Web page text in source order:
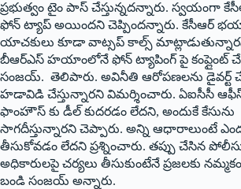
ప్రభుత్వం టైం పాస్‌ ‌చేస్తున్నదన్నారు. ‌స్వయంగా
ఫోన్‌ ‌ట్యాప్‌ అయిందని చెప్పిందన్నారు. కేసీఆర్‌
యాచకులు కూడా వాట్సప్‌ ‌కాల్స్
బీఆర్‌ఎస్‌ ‌హయాంలోనే ఫోన్‌ ‌ట్యాపింగ్‌ ‌పై కంప్లైంట్‌
సంజయ్‌. ‌తెలిపారు. అవినీతి ఆరోపణలను
హడావిడి చేస్తున్నారని విమర్శించారు. ఏఐసీసీ ఆఫీస్‌
ఫాంహౌస్‌ ‌కు డీల్‌ ‌కుదరడం లేదని, అందుకే కేసును
సాగదీస్తున్నారని చెప్పారు. అన్ని ఆధారాలుంటే
తీసుకోవడం లేదని ప్రశ్నించారు. తప్పు చేసిన
అధికారులపై చర్యలు తీసుకుంటేనే ప్రజలకు నమ్మకం
బండి సంజయ్‌ అన్నారు.